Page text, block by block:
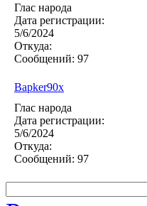
Глас народа
Дата регистрации:
5/6/2024
Откуда:
Сообщений: 97
Bapker90x
Глас народа
Дата регистрации:
5/6/2024
Откуда:
Сообщений: 97